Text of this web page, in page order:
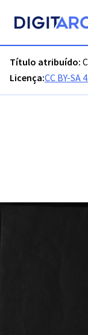
Título atribuído:
Licença:CC BY-SA